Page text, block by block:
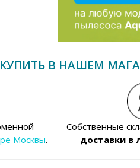
В НАШЕМ
Москвы.
Собственные
доставки в